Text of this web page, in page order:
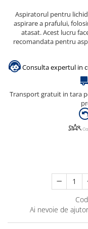
Aspiratorul pentru
aspirare a prafului,
atasat. Acest lucru
recomandata pentru
Consulta expertul in
Transport gratuit in tara
Ai nevoie de